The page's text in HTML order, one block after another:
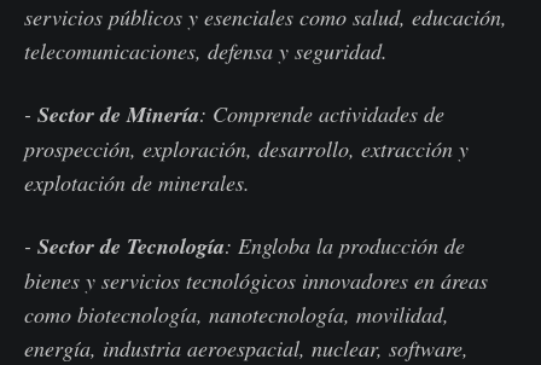
servicios públicos y esenciales como salud, educación,
telecomunicaciones, defensa y seguridad.
- Sector de Minería: Comprende actividades de
prospección, exploración, desarrollo, extracción y
explotación de minerales.
- Sector de Tecnología: Engloba la producción de
bienes y servicios tecnológicos innovadores en áreas
como biotecnología, nanotecnología, movilidad,
energía, industria aeroespacial, nuclear, software,